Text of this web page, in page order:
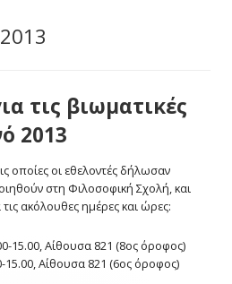
τις βιωματικές
2013
οποίες οι εθελοντές δήλωσαν
στη Φιλοσοφική Σχολή, και
ακόλουθες ημέρες και ώρες:
15.00, Αίθουσα 821 (8ος όροφος)
Αίθουσα 821 (6ος όροφος)